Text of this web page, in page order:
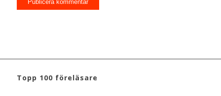
Topp 100 föreläsare